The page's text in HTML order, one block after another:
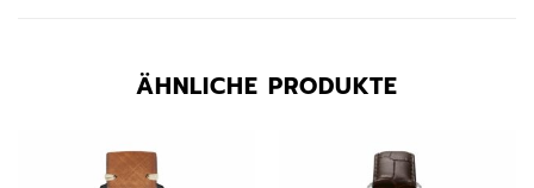
ÄHNLICHE PRODUKTE